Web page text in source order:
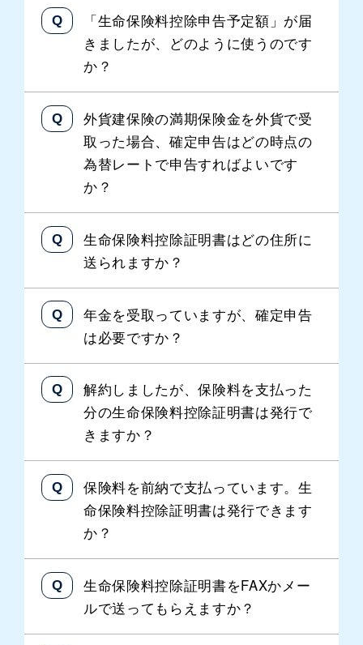
「生命保険料控除申告予定額」が届
きましたが、どのように使うのです
か？
外貨建保険の満期保険金を外貨で受
取った場合、確定申告はどの時点の
為替レートで申告すればよいです
か？
生命保険料控除証明書はどの住所に
送られますか？
年金を受取っていますが、確定申告
は必要ですか？
解約しましたが、保険料を支払った
分の生命保険料控除証明書は発行で
きますか？
保険料を前納で支払っています。生
命保険料控除証明書は発行できます
か？
生命保険料控除証明書をFAXかメー
ルで送ってもらえますか？